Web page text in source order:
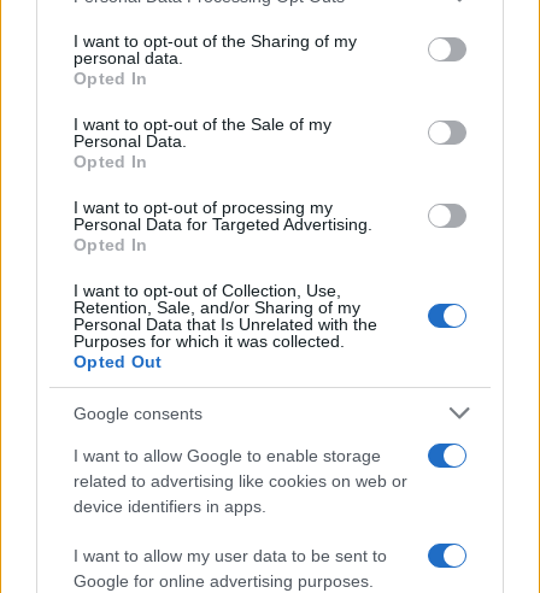
disclose it to other third parties.
Please note that this website/app uses one or more Google
services and may gather and store information including but
not limited to your visit or usage behaviour. You may click to
grant or deny consent to Google and its third-party tags to
consent section.
I want to opt-out of the Sharing of my
personal data.
Opted In
I want to opt-out of the Sale of my
Personal Data.
Opted In
I want to opt-out of processing my
Personal Data for Targeted Advertising.
Opted In
I want to opt-out of Collection, Use,
Retention, Sale, and/or Sharing of my
Personal Data that Is Unrelated with the
Purposes for which it was collected.
Opted Out
Google consents
I want to allow Google to enable storage
related to advertising like cookies on web or
device identifiers in apps.
I want to allow my user data to be sent to
Google for online advertising purposes.
Giancarlo Coppola/Nicola Esposito /Jessica Masiero
CORSI DI FORMAZIONE
Vittorio Megna-INCENTIVI ALLE IMPRESE
Finanziamenti fino a 500.000 euro per le aziende del Lazio
Francesco Oliva-BILANCIO E PRINCIPI CONTABILI
Le 3 tipologie di bilancio d’esercizio
Iscriviti alla nostra
NEWSLETTER